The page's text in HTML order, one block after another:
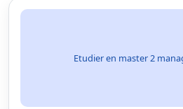
Etudier en master 2